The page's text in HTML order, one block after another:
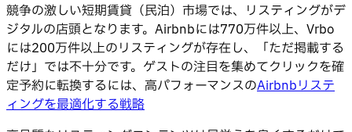
競争の激しい短期賃貸（民泊）市場では、リスティングがデ
ジタルの店頭となります。Airbnbには770万件以上、Vrbo
には200万件以上のリスティングが存在し、「ただ掲載する
だけ」では不十分です。ゲストの注目を集めてクリックを確
定予約に転換するには、高パフォーマンスのAirbnbリステ
ィングを最適化する戦略